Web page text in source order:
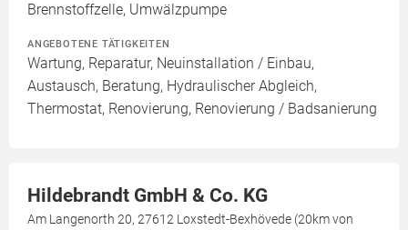
Brennstoffzelle, Umwälzpumpe
ANGEBOTENE TÄTIGKEITEN
Wartung, Reparatur, Neuinstallation / Einbau,
Austausch, Beratung, Hydraulischer Abgleich,
Thermostat, Renovierung, Renovierung / Badsanierung
Hildebrandt GmbH & Co. KG
Am Langenorth 20, 27612 Loxstedt-Bexhövede (20km von